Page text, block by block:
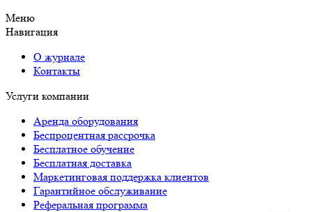
Меню
Навигация
О журнале
Контакты
Услуги компании
Аренда оборудования
Беспроцентная рассрочка
Бесплатное обучение
Бесплатная доставка
Маркетинговая поддержка клиентов
Гарантийное обслуживание
Реферальная программа